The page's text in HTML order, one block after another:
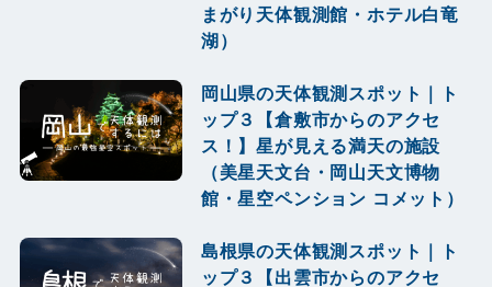
まがり天体観測館・ホテル白竜
湖）
岡山県の天体観測スポット｜ト
ップ３【倉敷市からのアクセ
ス！】星が見える満天の施設
（美星天文台・岡山天文博物
館・星空ペンション コメット）
島根県の天体観測スポット｜ト
ップ３【出雲市からのアクセ